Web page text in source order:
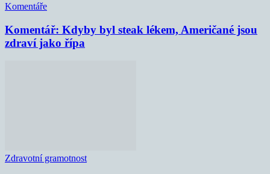
Komentáře
Komentář: Kdyby byl steak lékem, Američané jsou
zdraví jako řípa
Zdravotní gramotnost